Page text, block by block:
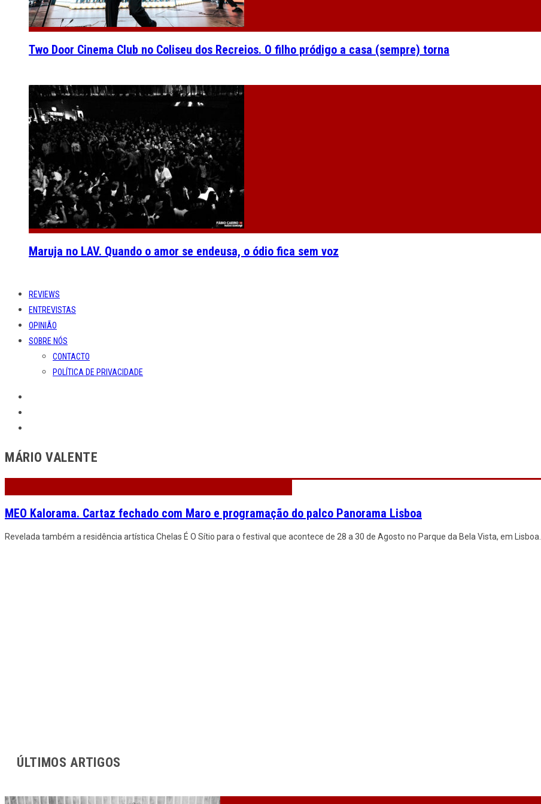
Two Door Cinema Club no Coliseu dos Recreios. O filho pródigo a casa (sempre) torna
Maruja no LAV. Quando o amor se endeusa, o ódio fica sem voz
REVIEWS
ENTREVISTAS
OPINIÃO
SOBRE NÓS
CONTACTO
POLÍTICA DE PRIVACIDADE
MÁRIO VALENTE
MEO Kalorama. Cartaz fechado com Maro e programação do palco Panorama Lisboa
Revelada também a residência artística Chelas É O Sítio para o festival que acontece de 28 a 30 de Agosto no Parque da Bela Vista, em Lisboa.
ÚLTIMOS ARTIGOS